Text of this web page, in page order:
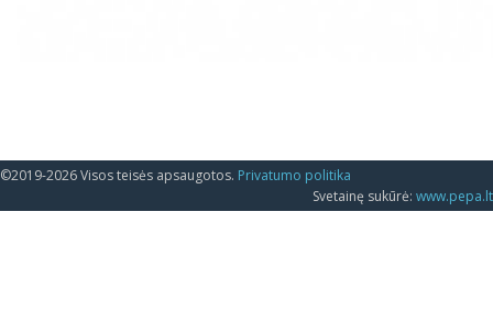
©2019-2026 Visos teisės apsaugotos. Privatumo politika
Svetainę sukūrė: www.pepa.lt